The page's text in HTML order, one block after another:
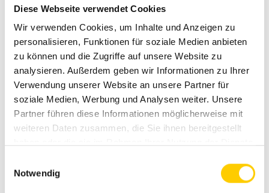
Diese Webseite verwendet Cookies
Wir verwenden Cookies, um Inhalte und Anzeigen zu
personalisieren, Funktionen für soziale Medien anbieten
zu können und die Zugriffe auf unsere Website zu
analysieren. Außerdem geben wir Informationen zu Ihrer
Verwendung unserer Website an unsere Partner für
soziale Medien, Werbung und Analysen weiter. Unsere
Partner führen diese Informationen möglicherweise mit
weiteren Daten zusammen, die Sie ihnen bereitgestellt
Notwendig
Sonnenschutz?
Schauen Sie sich doch unsere vielfältigen Lösungen für
den Garten an – sicher ist auch das Passende für Sie
dabei.
Sonnenschutz-Produkte im Überblick
Wetterschutz auf der Terrasse